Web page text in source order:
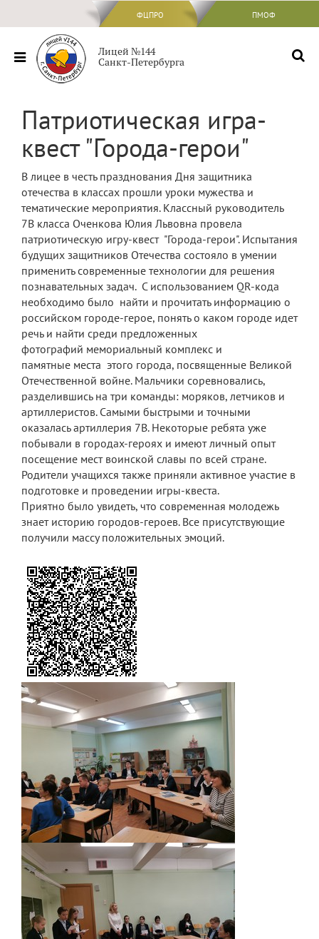
ФЦПРО ПМОФ
ФЦПРО
Сведения об ОО
Основные сведения
образовательной организацией
Образовательные стандарты и
требования
Педагогический состав
Материально-техническое обеспечение
и оснащенность образовательного
процесса. Доступная среда
Платные образовательные услуги
Финансово-хозяйственная деятельность
Вакантные места для приема (перевода)
обучающихся
Стипендия и меры поддержки
Международное сотрудничество
Организация питания в лицее
О лицее
Визитная карточка
Учительская
Контакты и местонахождение
Экскурсии по лицею
Материально-техническая база
Платные образовательные услуги
История лицея
Антимонопольный комплаенс
Уставные документы
Локальные акты
Предписания органов надзора
Страница директора
Предписания органов надзора
Лицей №144
Санкт-Петербурга
Патриотическая игра-
квест "Города-герои"
В лицее в честь празднования Дня защитника
отечества в классах прошли уроки мужества и
тематические мероприятия. Классный руководитель
7В класса Оченкова Юлия Львовна провела
патриотическую игру-квест "Города-герои". Испытания
будущих защитников Отечества состояло в умении
применить современные технологии для решения
познавательных задач. С использованием QR-кода
необходимо было найти и прочитать информацию о
российском городе-герое, понять о каком городе идет
речь и найти среди предложенных
фотографий мемориальный комплекс и
памятные места этого города, посвященные Великой
Отечественной войне. Мальчики соревновались,
разделившись на три команды: моряков, летчиков и
артиллеристов. Самыми быстрыми и точными
оказалась артиллерия 7В. Некоторые ребята уже
побывали в городах-героях и имеют личный опыт
посещение мест воинской славы по всей стране.
Родители учащихся также приняли активное участие в
подготовке и проведении игры-квеста.
Приятно было увидеть, что современная молодежь
знает историю городов-героев. Все присутствующие
получили массу положительных эмоций.